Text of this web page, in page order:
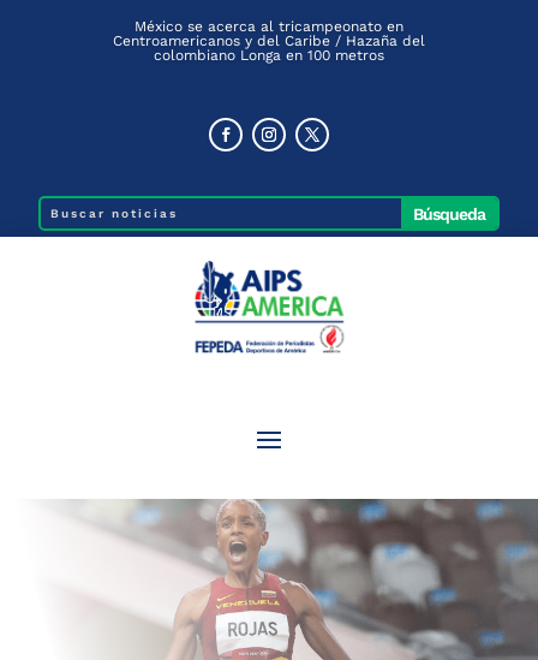
México se acerca al tricampeonato en
Centroamericanos y del Caribe / Hazaña del
colombiano Longa en 100 metros